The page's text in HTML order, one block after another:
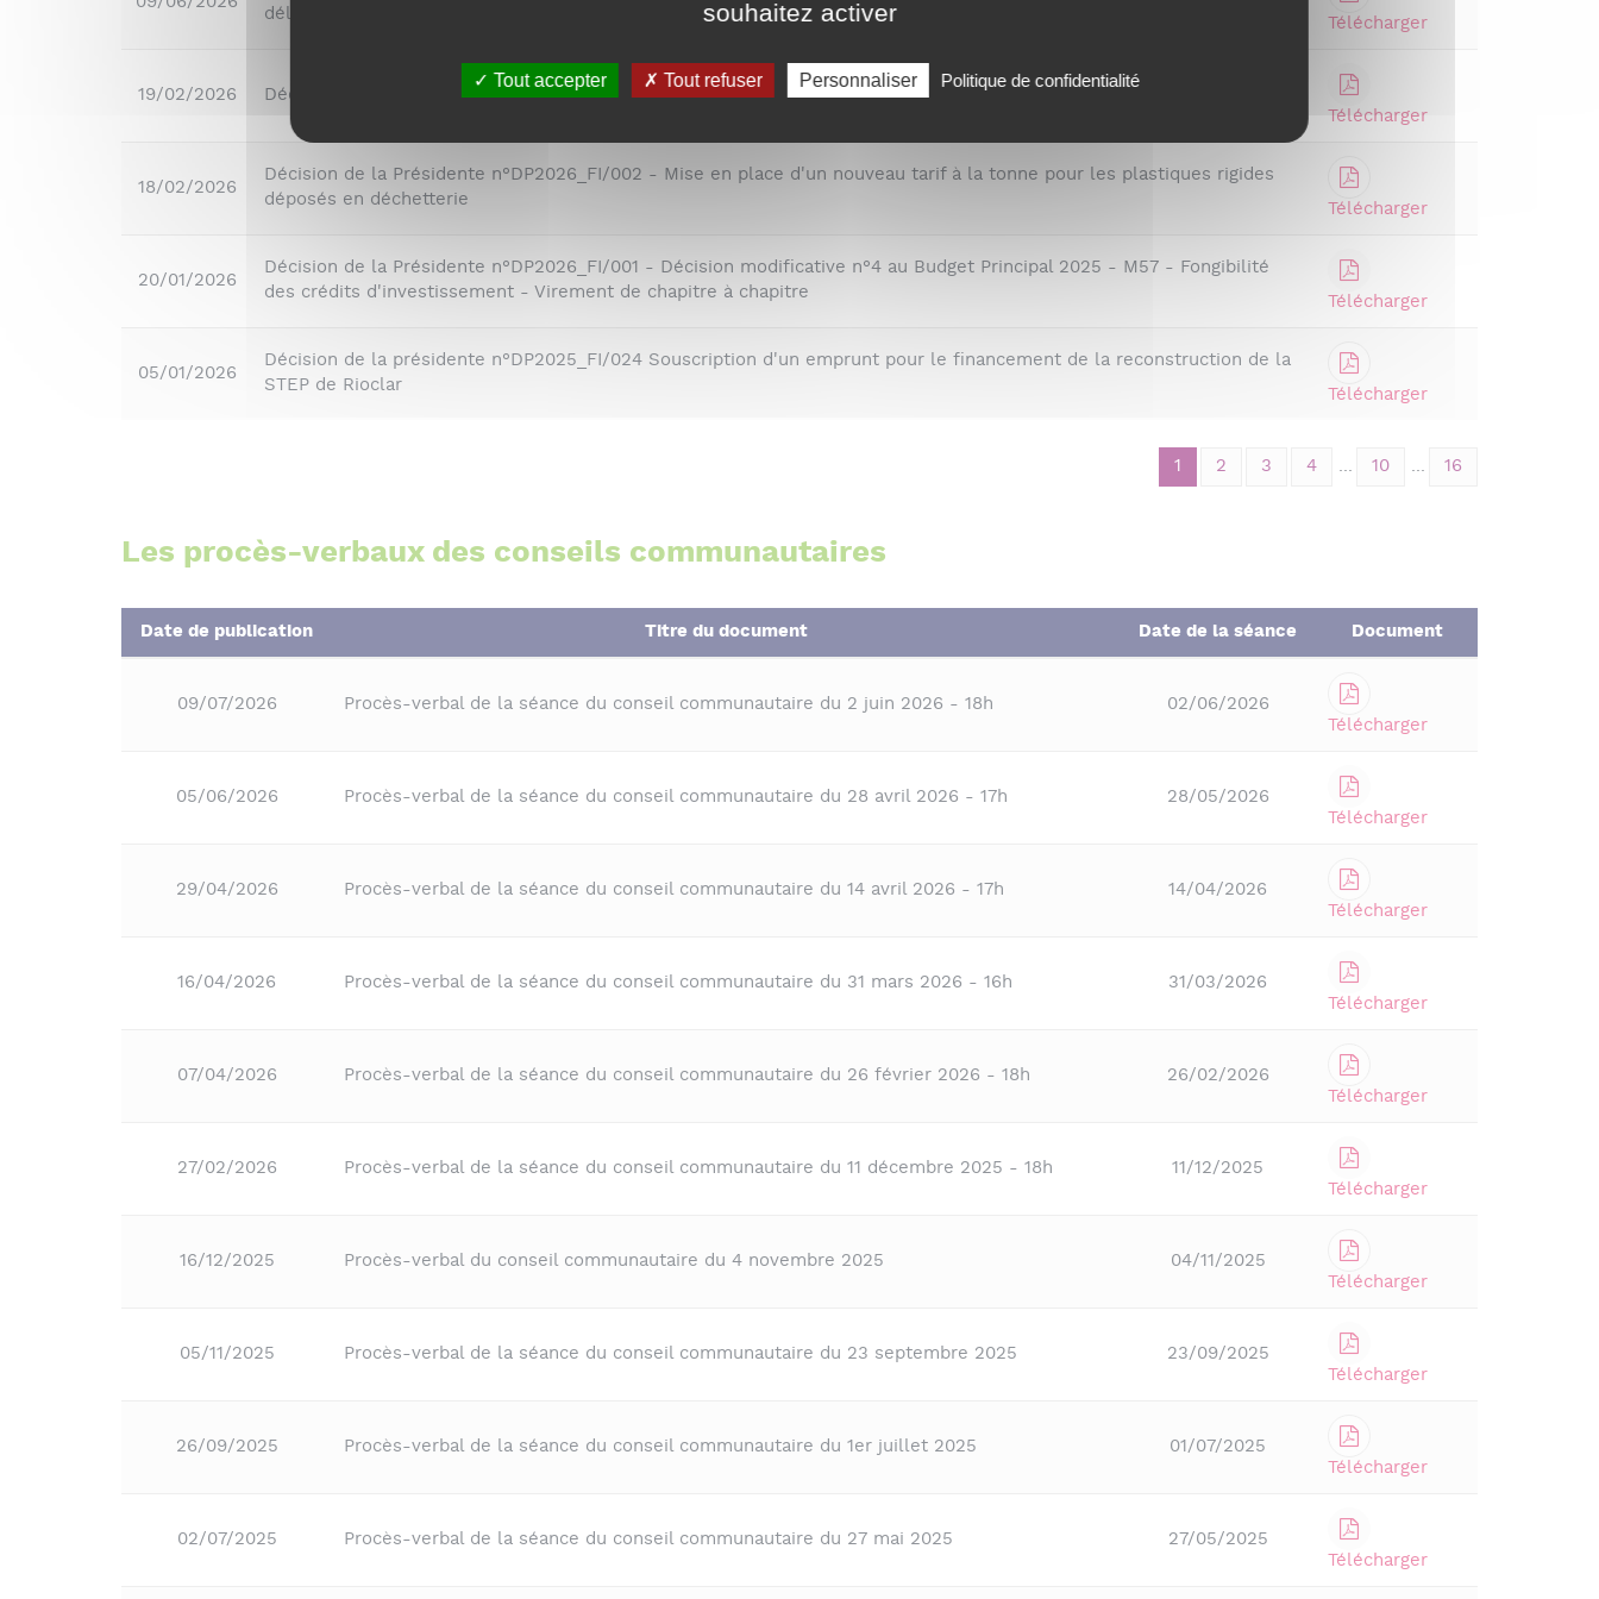
délégations qui leur ont été données par le conseil communautaire
Télécharger
19/02/2026
Décision de la présidente n°DP2026_FI/003 - RUS LE SAUZE – FIXATION DES TARIFS HIVER 2025/2026 (CLOSING)
Télécharger
18/02/2026
Décision de la Présidente n°DP2026_FI/002 - Mise en place d'un nouveau tarif à la tonne pour les plastiques rigides
déposés en déchetterie
Télécharger
20/01/2026
Décision de la Présidente n°DP2026_FI/001 - Décision modificative n°4 au Budget Principal 2025 - M57 - Fongibilité
des crédits d'investissement - Virement de chapitre à chapitre
Télécharger
05/01/2026
Décision de la présidente n°DP2025_FI/024 Souscription d'un emprunt pour le financement de la reconstruction de la
STEP de Rioclar
Télécharger
1 2 3 4 ... 10 ... 16
Les procès-verbaux des conseils communautaires
Date de publication Titre du document Date de la séance Document
09/07/2026 Procès-verbal de la séance du conseil communautaire du 2 juin 2026 - 18h
02/06/2026
Télécharger
05/06/2026 Procès-verbal de la séance du conseil communautaire du 28 avril 2026 - 17h
28/05/2026
Télécharger
29/04/2026 Procès-verbal de la séance du conseil communautaire du 14 avril 2026 - 17h
14/04/2026
Télécharger
16/04/2026 Procès-verbal de la séance du conseil communautaire du 31 mars 2026 - 16h
31/03/2026
Télécharger
07/04/2026 Procès-verbal de la séance du conseil communautaire du 26 février 2026 - 18h
26/02/2026
Télécharger
27/02/2026 Procès-verbal de la séance du conseil communautaire du 11 décembre 2025 - 18h
11/12/2025
Télécharger
16/12/2025 Procès-verbal du conseil communautaire du 4 novembre 2025
04/11/2025
Télécharger
05/11/2025 Procès-verbal de la séance du conseil communautaire du 23 septembre 2025
23/09/2025
Télécharger
26/09/2025 Procès-verbal de la séance du conseil communautaire du 1er juillet 2025
01/07/2025
Télécharger
02/07/2025 Procès-verbal de la séance du conseil communautaire du 27 mai 2025
27/05/2025
Télécharger
souhaitez activer
Tout accepter Tout refuser Personnaliser Politique de confidentialité